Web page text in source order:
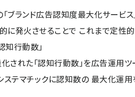
「ブランド広告認知度最大化サービ
に発火させることで これまで定性
知行動数」
化された「認知行動数」を広告運用ツ
ステマチックに認知数の 最大化運用